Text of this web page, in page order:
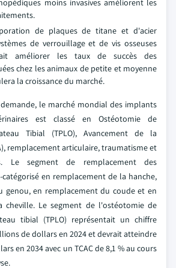
moins invasives améliorent les
de plaques de titane et d'acier
de verrouillage et de vis osseuses
améliorer les taux de succès des
chez les animaux de petite et moyenne
la croissance du marché.
le marché mondial des implants
est classé en Ostéotomie de
Tibial (TPLO), Avancement de la
remplacement articulaire, traumatisme et
Le segment de remplacement des
en remplacement de la hanche,
genou, en remplacement du coude et en
cheville. Le segment de l'ostéotomie de
tibial (TPLO) représentait un chiffre
de dollars en 2024 et devrait atteindre
en 2034 avec un TCAC de 8,1 % au cours